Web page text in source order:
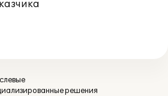
решения